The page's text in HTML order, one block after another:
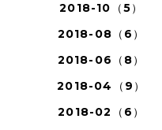
2018-10（5）
2018-08（6）
2018-06（8）
2018-04（9）
2018-02（6）